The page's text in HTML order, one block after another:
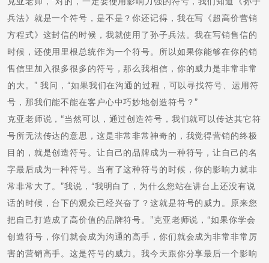
兵法》就是一个符号，是不是？你还记得，我在写《超高价营销
方程式》这封信的时候，我就使用了孙子兵法。我在写销售信的
时候，还使用里根总统作为一个符号。所以如果你能够在你的销
售信里加入很多很多的符号，那么我相信，你的威力是非常非常
的大。” 我问，“如果我们在沟通的过程，可以寻找符号、运用符
号，那我们能不能在客户心中巧妙地创造符号？”
克亚老师说，“当然可以，通过创造符号，我们就可以传达其它符
号所无法传达的意思，这是非常非常神奇的，我觉得营销的终极
目的，就是创造符号。让自己的品牌成为一种符号，让自己的名
字最后成为一种符号。当有了这种符号的时候，你的影响力就非
常非常大了。”我说，“我明白了，为什么您站在讲台上还没有说
话的时候，台下的观众已经兴奋了？这就是符号的威力。原来您
把自己打造成了高价值的品牌符号。”克亚老师说，“如果你学会
创造符号，你们就会成为沟通的高手，你们就会成为非常非常厉
害的营销高手。这是符号的威力。我今天跟你分享最后一个影响